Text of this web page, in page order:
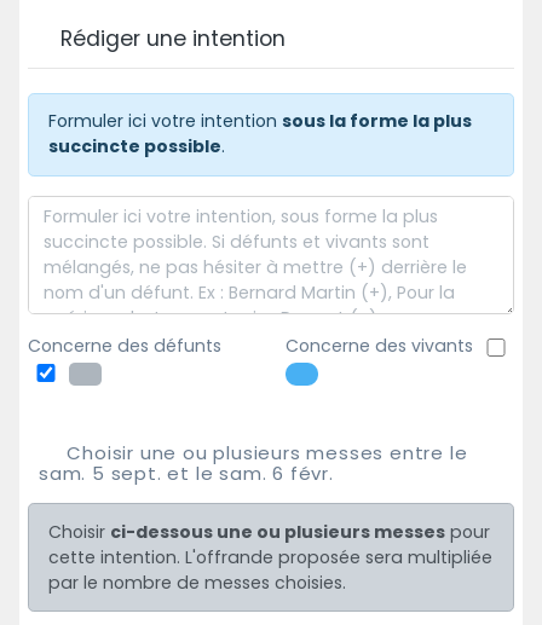
Rédiger une intention
Formuler ici votre intentionsous la forme la plus
succincte possible.
Concerne des défunts Concerne des vivants
Choisir une ou plusieurs messes entre le
sam. 5 sept. et le sam. 6 févr.
Choisir ci-dessous une ou plusieurs messes pour
cette intention. L'offrande proposée sera multipliée
par le nombre de messes choisies.